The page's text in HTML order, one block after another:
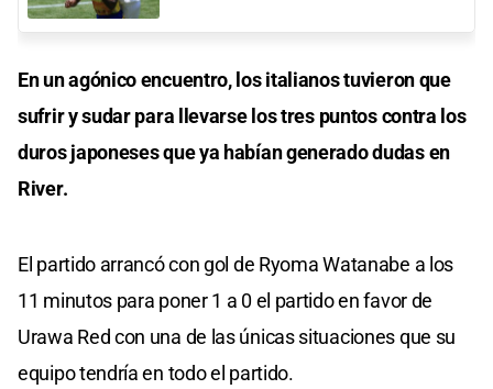
En un agónico encuentro, los italianos tuvieron que
sufrir y sudar para llevarse los tres puntos contra los
duros japoneses que ya habían generado dudas en
River.
El partido arrancó con gol de Ryoma Watanabe a los
11 minutos para poner 1 a 0 el partido en favor de
Urawa Red con una de las únicas situaciones que su
equipo tendría en todo el partido.